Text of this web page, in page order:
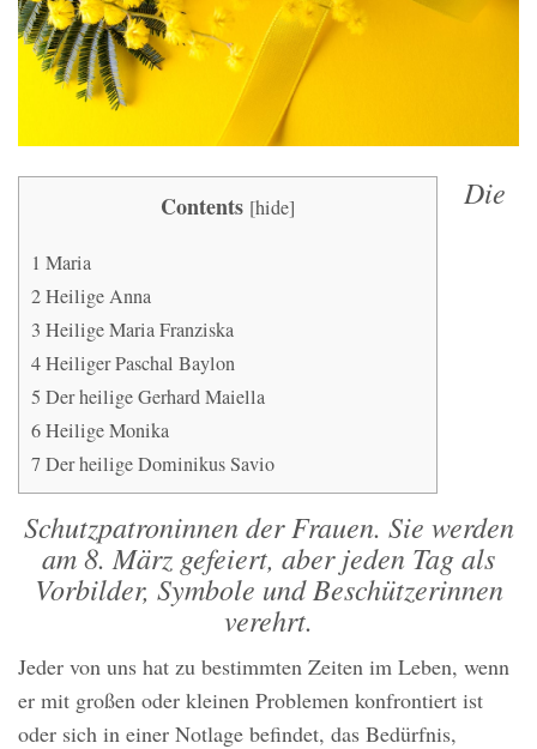
Contents [hide]
1 Maria
2Heilige Anna
3 Heilige Maria Franziska
4Heiliger Paschal Baylon
5 Der heilige Gerhard Maiella
6Heilige Monika
7Der heilige Dominikus Savio
Die
Schutzpatroninnen der Frauen. Sie werden
am 8. März gefeiert, aber jeden Tag als
Vorbilder, Symbole und Beschützerinnen
verehrt.
Jeder von uns hat zu bestimmten Zeiten im Leben, wenn
er mit großen oder kleinen Problemen konfrontiert ist
oder sich in einer Notlage befindet, das Bedürfnis,